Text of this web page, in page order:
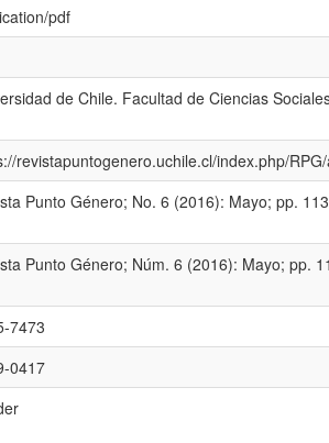
pdf
de Chile. Facultad de Ciencias
revistapuntogenero.uchile.cl/index.php/
Punto Género; No. 6 (2016): Mayo; pp.
Punto Género; Núm. 6 (2016): Mayo; pp.
7473
0417